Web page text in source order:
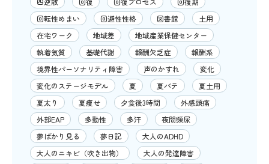
回転性めまい
回避性性格 図書館
土用
在宅ワーク
地域差
地域産業保健センター
執着気質
基礎代謝 報酬欠乏症
報酬系
境界性パーソナリティ障害
声のかすれ
変化
変化のステージモデル
夏 夏バテ
夏土用
夏太り
夏痩せ 夕食後3時間
外感頭痛
外部EAP
多動性 多汗
夜間頻尿
夢ばかり見る
夢日記
大人のADHD
大人のニキビ（吹き出物）
大人の発達障害